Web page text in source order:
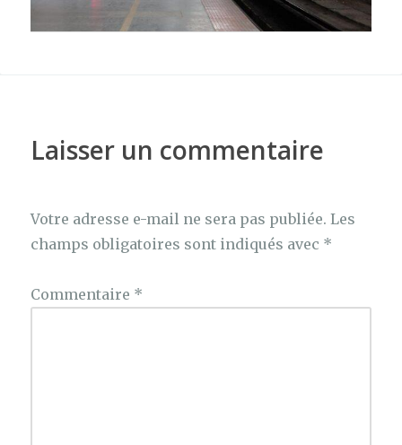
Laisser un commentaire
Votre adresse e-mail ne sera pas publiée. Les
champs obligatoires sont indiqués avec *
Commentaire *